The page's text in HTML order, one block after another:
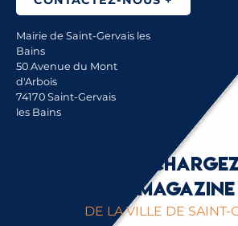
Mairie de Saint-Gervais les
Bains
50 Avenue du Mont
d'Arbois
74170 Saint-Gervais
les Bains
magazine
DE LA VILLE DE SAINT-